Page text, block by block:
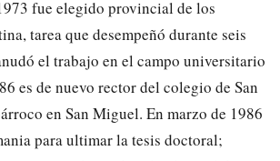
fue elegido provincial de los
tarea que desempeñó durante seis
el trabajo en el campo universitario
es de nuevo rector del colegio de San
en San Miguel. En marzo de 1986
para ultimar la tesis doctoral;